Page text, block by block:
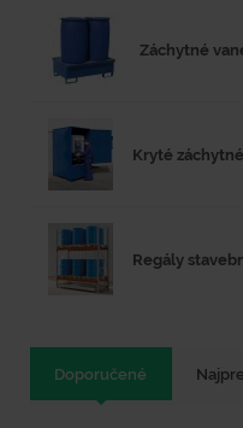
Záchytné
Kryté
Regály
Doporučené